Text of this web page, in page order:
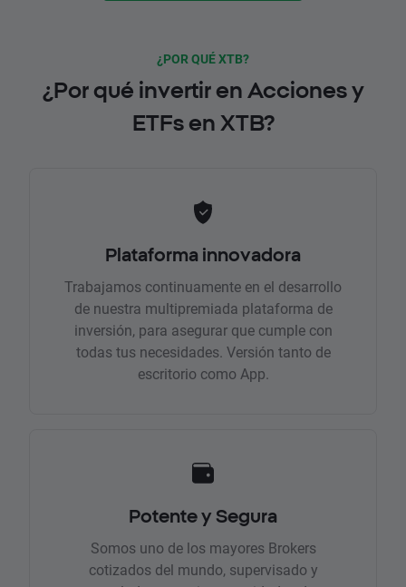
¿POR QUÉ XTB?
¿Por qué invertir en Acciones y
ETFs en XTB?
Plataforma innovadora
Trabajamos continuamente en el desarrollo
de nuestra multipremiada plataforma de
inversión, para asegurar que cumple con
todas tus necesidades. Versión tanto de
escritorio como App.
Potente y Segura
Somos uno de los mayores Brokers
cotizados del mundo, supervisado y